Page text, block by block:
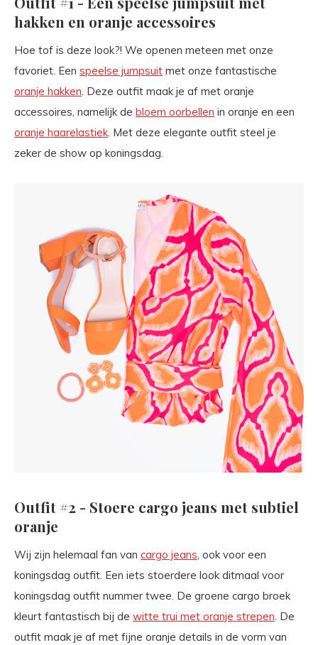
hakken en oranje accessoires
Hoe tof is deze look?! We openen meteen met onze
favoriet. Een speelse jumpsuit met onze fantastische
oranje hakken. Deze outfit maak je af met oranje
accessoires, namelijk de bloem oorbellen in oranje en een
oranje haarelastiek. Met deze elegante outfit steel je
zeker de show op koningsdag.
Outfit #2 - Stoere cargo jeans met subtiel
oranje
Wij zijn helemaal fan van cargo jeans, ook voor een
koningsdag outfit. Een iets stoerdere look ditmaal voor
koningsdag outfit nummer twee. De groene cargo broek
kleurt fantastisch bij de witte trui met oranje strepen. De
outfit maak je af met fijne oranje details in de vorm van